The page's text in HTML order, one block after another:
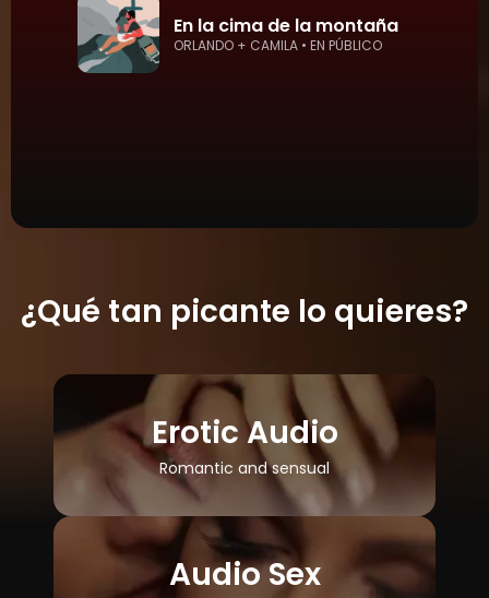
En la cima de la montaña
ORLANDO + CAMILA • EN PÚBLICO
¿Qué tan picante lo quieres?
Erotic Audio
Romantic and sensual
Audio Sex